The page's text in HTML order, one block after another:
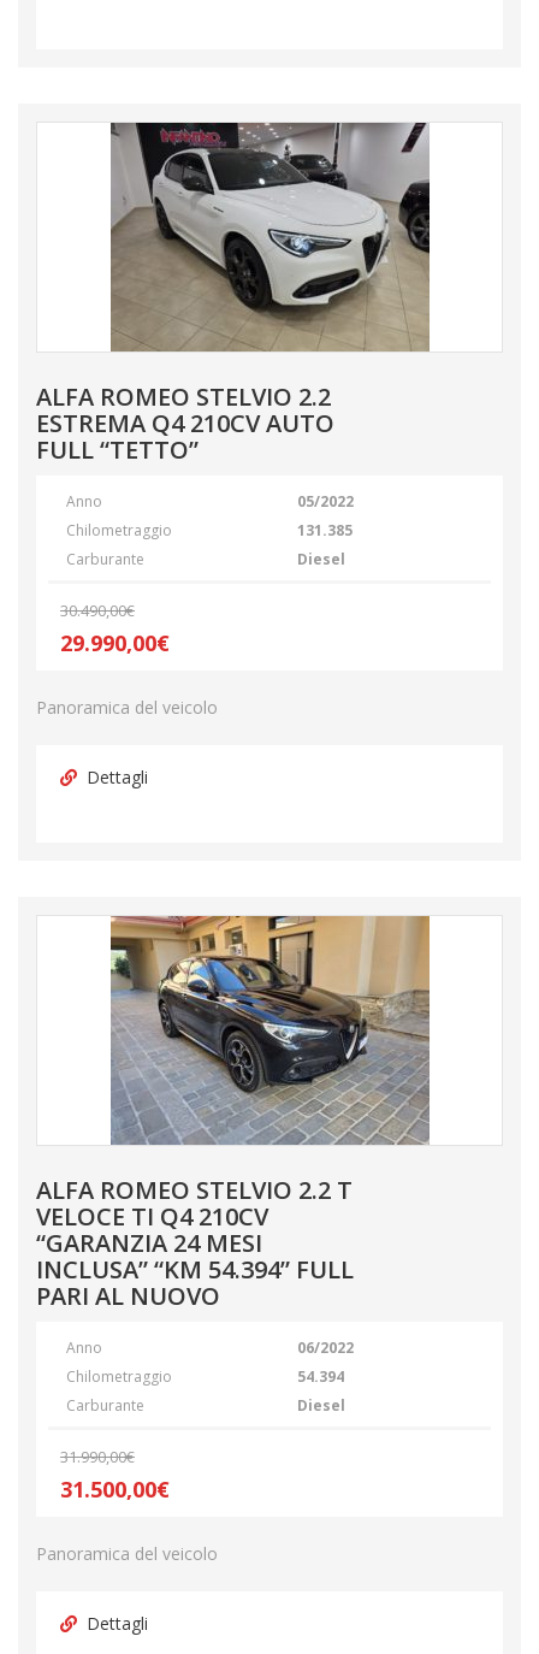
ALFA ROMEO STELVIO 2.2
ESTREMA Q4 210CV AUTO
FULL “TETTO”
Anno
05/2022
Chilometraggio
131.385
Carburante
Diesel
30.490,00€
29.990,00€
Panoramica del veicolo
Dettagli
ALFA ROMEO STELVIO 2.2 T
VELOCE TI Q4 210CV
“GARANZIA 24 MESI
INCLUSA” “KM 54.394” FULL
PARI AL NUOVO
Anno
06/2022
Chilometraggio
54.394
Carburante
Diesel
31.990,00€
31.500,00€
Panoramica del veicolo
Dettagli